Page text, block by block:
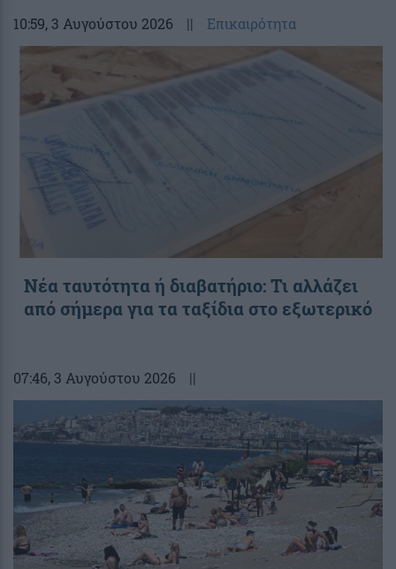
10:59, 3 Αυγούστου 2026 || Επικαιρότητα
Νέα ταυτότητα ή διαβατήριο: Τι αλλάζει
από σήμερα για τα ταξίδια στο εξωτερικό
07:46, 3 Αυγούστου 2026 ||